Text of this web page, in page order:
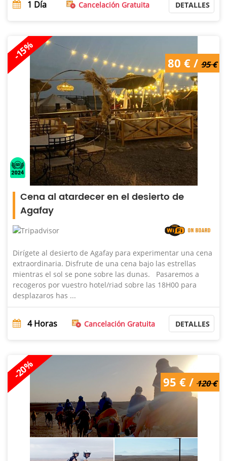
1 Día Cancelación Gratuita DETALLES
-15%
80 € / 95 €
Cena al atardecer en el desierto de
Agafay
Dirígete al desierto de Agafay para experimentar una cena
extraordinaria. Disfrute de una cena bajo las estrellas
mientras el sol se pone sobre las dunas. Pasaremos a
recogeros por vuestro hotel/riad sobre las 18H00 para
desplazaros has ...
4Horas Cancelación Gratuita DETALLES
-20%
95 € / 120 €